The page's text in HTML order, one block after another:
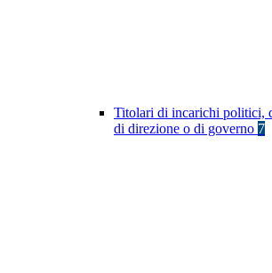
Titolari di incarichi politici,
di direzione o di governo 7